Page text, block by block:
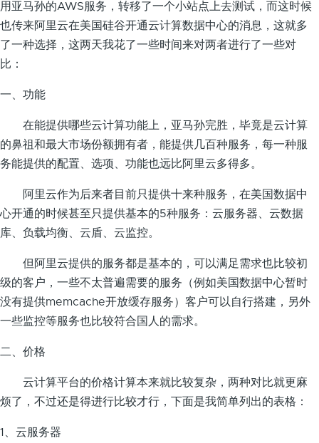
用亚马孙的AWS服务，转移了一个小站点上去测试，而这时候
也传来阿里云在美国硅谷开通云计算数据中心的消息，这就多
了一种选择，这两天我花了一些时间来对两者进行了一些对
比：
一、功能
在能提供哪些云计算功能上，亚马孙完胜，毕竟是云计算
的鼻祖和最大市场份额拥有者，能提供几百种服务，每一种服
务能提供的配置、选项、功能也远比阿里云多得多。
阿里云作为后来者目前只提供十来种服务，在美国数据中
心开通的时候甚至只提供基本的5种服务：云服务器、云数据
库、负载均衡、云盾、云监控。
但阿里云提供的服务都是基本的，可以满足需求也比较初
级的客户，一些不太普遍需要的服务（例如美国数据中心暂时
没有提供memcache开放缓存服务）客户可以自行搭建，另外
一些监控等服务也比较符合国人的需求。
二、价格
云计算平台的价格计算本来就比较复杂，两种对比就更麻
烦了，不过还是得进行比较才行，下面是我简单列出的表格：
1、云服务器